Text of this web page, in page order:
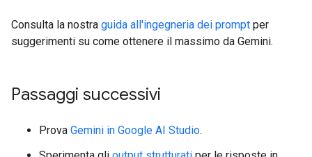
Consulta la nostra guida all'ingegneria dei prompt per
suggerimenti su come ottenere il massimo da Gemini.
Passaggi successivi
Prova Gemini in Google AI Studio.